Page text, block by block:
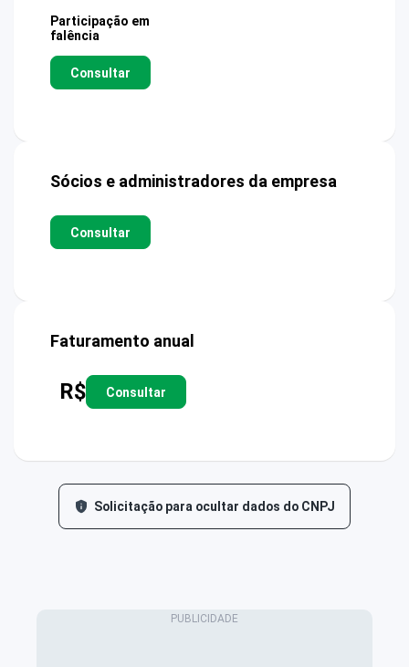
Participação em
falência
Consultar
Sócios e administradores da empresa
Consultar
Faturamento anual
R$ Consultar
Solicitação para ocultar dados do CNPJ